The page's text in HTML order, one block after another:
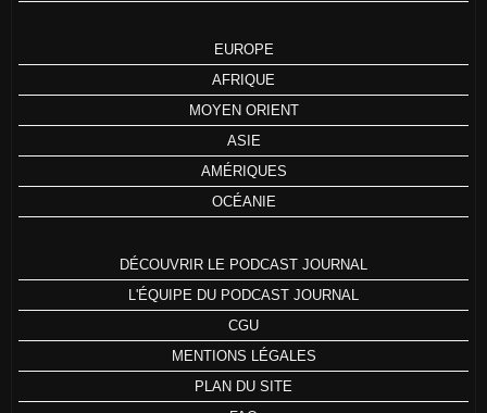
EUROPE
AFRIQUE
MOYEN ORIENT
ASIE
AMÉRIQUES
OCÉANIE
DÉCOUVRIR LE PODCAST JOURNAL
L'ÉQUIPE DU PODCAST JOURNAL
CGU
MENTIONS LÉGALES
PLAN DU SITE